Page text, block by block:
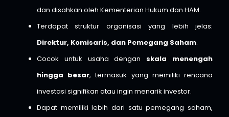
dan disahkan oleh Kementerian Hukum dan HAM.
Terdapat struktur organisasi yang lebih jelas:
Direktur, Komisaris, dan Pemegang Saham.
Cocok untuk usaha dengan skala menengah
hingga besar, termasuk yang memiliki rencana
investasi signifikan atau ingin menarik investor.
Dapat memiliki lebih dari satu pemegang saham,